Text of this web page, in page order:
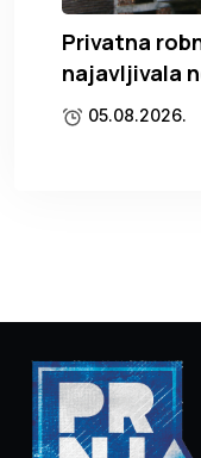
Privatna
najavljivala
05.08.2026.